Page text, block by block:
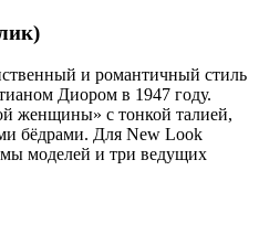
и романтичный стиль
Диором в 1947 году.
женщины» с тонкой талией,
бёдрами. Для New Look
моделей и три ведущих